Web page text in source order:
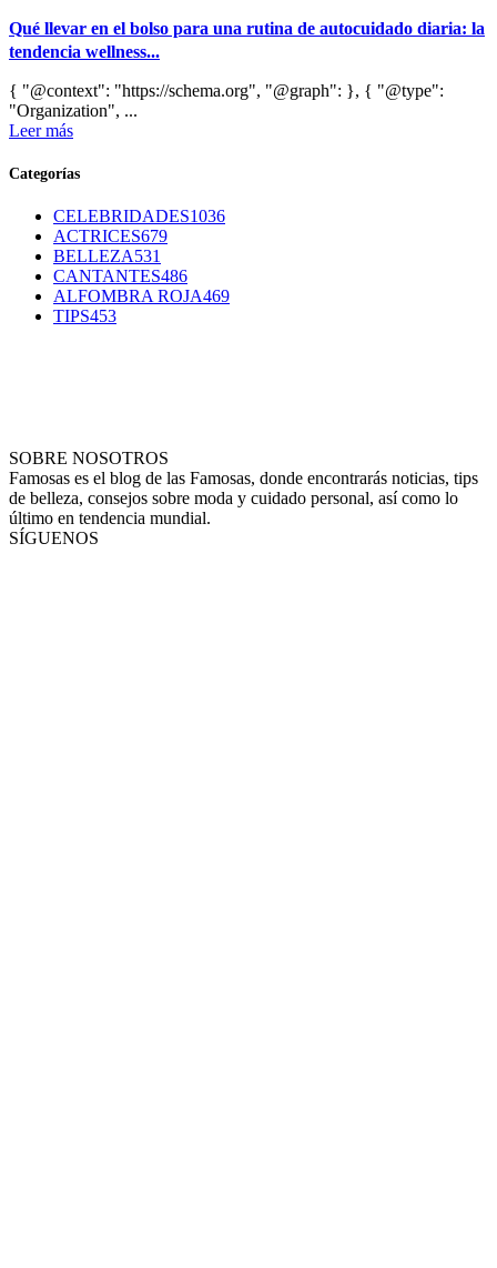
Qué llevar en el bolso para una rutina de autocuidado diaria: la
tendencia wellness...
{ "@context": "https://schema.org", "@graph": }, { "@type":
"Organization", ...
Leer más
Categorías
CELEBRIDADES1036
ACTRICES679
BELLEZA531
CANTANTES486
ALFOMBRA ROJA469
TIPS453
SOBRE NOSOTROS
Famosas es el blog de las Famosas, donde encontrarás noticias, tips
de belleza, consejos sobre moda y cuidado personal, así como lo
último en tendencia mundial.
SÍGUENOS